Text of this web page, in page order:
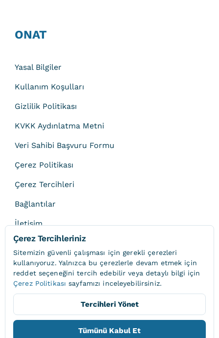
ONAT
Yasal Bilgiler
Kullanım Koşulları
Gizlilik Politikası
KVKK Aydınlatma Metni
Veri Sahibi Başvuru Formu
Çerez Politikası
Çerez Tercihleri
Bağlantılar
İletişim
© 2013 - 2026 • Onat
Yukarı
Çerez Tercihleriniz
Sitemizin güvenli çalışması için gerekli çerezleri
kullanıyoruz. Yalnızca bu çerezlerle devam etmek için
reddetseçeneğini tercih edebilir veya detaylı bilgi için
Çerez Politikası sayfamızı inceleyebilirsiniz.
Tercihleri Yönet
Tümünü Kabul Et